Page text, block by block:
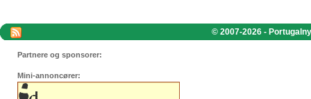
© 2007-2026 -
Partnere og sponsorer:
Mini-annoncører: